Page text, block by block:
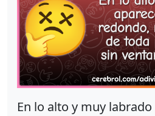
En lo alto y muy labrado